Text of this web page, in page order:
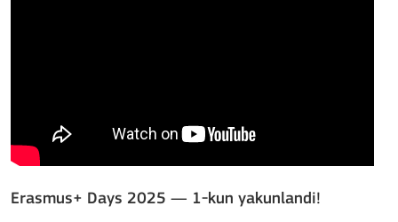
Erasmus+ Days 2025 — 1-kun yakunlandi!